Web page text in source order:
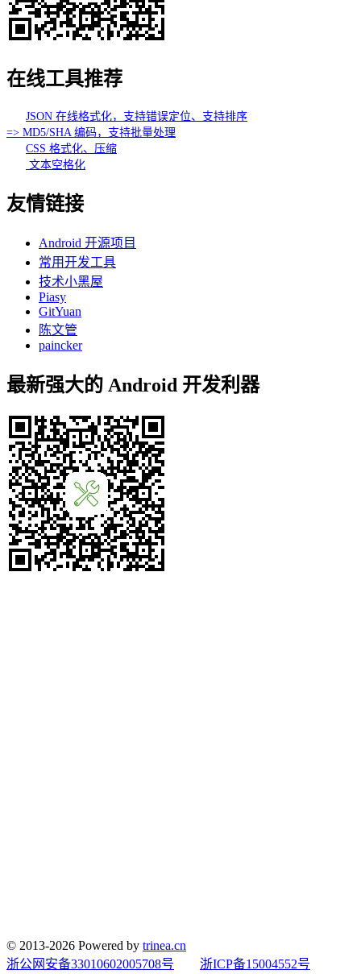
在线工具推荐
JSON 在线格式化，支持错误定位、支持排序
=> MD5/SHA 编码，支持批量处理
CSS 格式化、压缩
文本空格化
友情链接
Android 开源项目
常用开发工具
技术小黑屋
Piasy
GitYuan
陈文管
paincker
最新强大的 Android 开发利器
© 2013-2026 Powered by trinea.cn
浙公网安备33010602005708号
浙ICP备15004552号